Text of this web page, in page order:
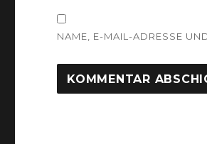
NAME, E-MAIL-ADRESSE